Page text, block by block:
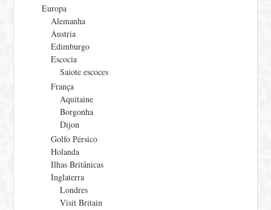
Europa
Alemanha
Áustria
Edimburgo
Escocia
Saiote escoces
França
Aquitaine
Borgonha
Dijon
Golfo Pérsico
Holanda
Ilhas Britânicas
Inglaterra
Londres
Visit Britain